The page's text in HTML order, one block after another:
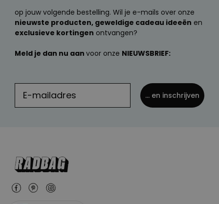
op jouw volgende bestelling. Wil je e-mails over onze
nieuwste producten, geweldige cadeau ideeën en
exclusieve kortingen ontvangen?
Meld je dan nu aan voor onze NIEUWSBRIEF:
... en inschrijven